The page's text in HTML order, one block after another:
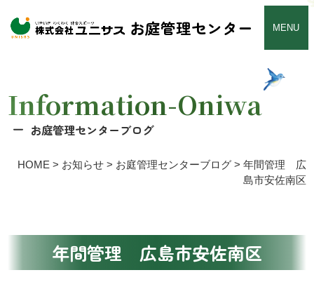
お庭管理センター MENU
Information-Oniwa
お庭管理センターブログ
HOME > お知らせ> お庭管理センターブログ> 年間管理 広
島市安佐南区
年間管理 広島市安佐南区